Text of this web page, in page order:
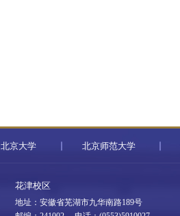
北京大学 北京师范大学
花津校区
地址：安徽省芜湖市九华南路189号